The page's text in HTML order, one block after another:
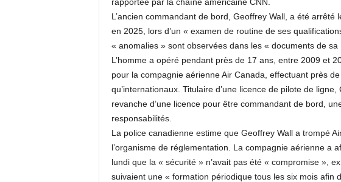
L’ancien commandant de bord, Geoffrey Wall, a été arrêté
en 2025, lors d’un « examen de routine de ses
« anomalies » sont observées dans les « documents de sa
L’homme a opéré pendant près de 17 ans, entre 2009 et
pour la compagnie aérienne Air Canada, effectuant près
qu’internationaux. Titulaire d’une licence de pilote de
revanche d’une licence pour être commandant de bord,
responsabilités.
La police canadienne estime que Geoffrey Wall a trompé
l’organisme de réglementation. La compagnie aérienne a
lundi que la « sécurité » n’avait pas été « compromise »,
suivaient une « formation périodique tous les six mois afin